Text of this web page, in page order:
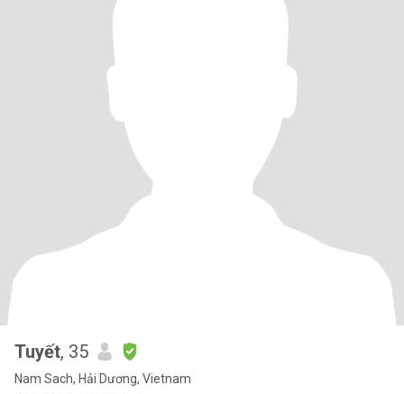
Tuyết, 35
Nam Sach, Hải Dương, Vietnam